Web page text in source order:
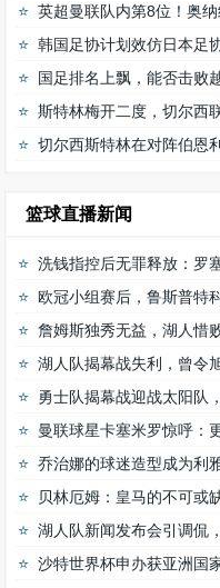
英超曼联队内第8位！奥纳纳身
韩国足协计划效仿日本足协，
国足排名上飘，能否击败
斯特林梅开二度，切尔西
切尔西斯特林在对阵伯恩
篮球直播新闻
洗钱指控后无罪释放：罗塞
欧冠小组赛后，鲁斯普特科离开
詹姆斯独秀无益，湖人惜
湖人队揭幕战失利，曾令
勇士队揭幕战迎战太阳队，
曼联球星卡塞米罗惊呼：
乔治娜的球迷造型成为利
贝林厄姆：皇马的不可或
湖人队新闻发布会引调侃，记
沙特世界杯申办获亚洲国家